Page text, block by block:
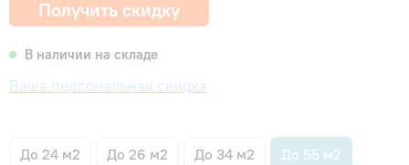
Получить скидку
В наличии на складе
Ваша персональная скидка
До 24 м2 До 26 м2 До 34 м2 До 55 м2